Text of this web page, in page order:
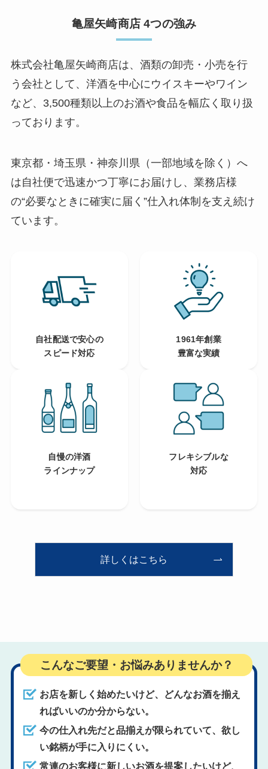
亀屋矢崎商店 4つの強み
株式会社亀屋矢崎商店は、酒類の卸売・小売を行
う会社として、洋酒を中心にウイスキーやワイン
など、3,500種類以上のお酒や食品を幅広く取り扱
っております。
東京都・埼玉県・神奈川県（一部地域を除く）へ
は自社便で迅速かつ丁寧にお届けし、業務店様
の“必要なときに確実に届く”仕入れ体制を支え続け
ています。
自社配送で安心の
スピード対応
1961年創業
豊富な実績
自慢の洋酒
ラインナップ
フレキシブルな
対応
詳しくはこちら
こんなご要望・お悩みありませんか？
お店を新しく始めたいけど、どんなお酒を揃え
ればいいのか分からない。
今の仕入れ先だと品揃えが限られていて、欲し
い銘柄が手に入りにくい。
常連のお客様に新しいお酒を提案したいけど、